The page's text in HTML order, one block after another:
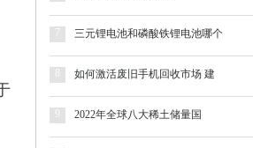
7 三元锂电池和磷酸铁锂电池哪个
如何激活废旧手机回收市场 建
2022年全球八大稀土储量国